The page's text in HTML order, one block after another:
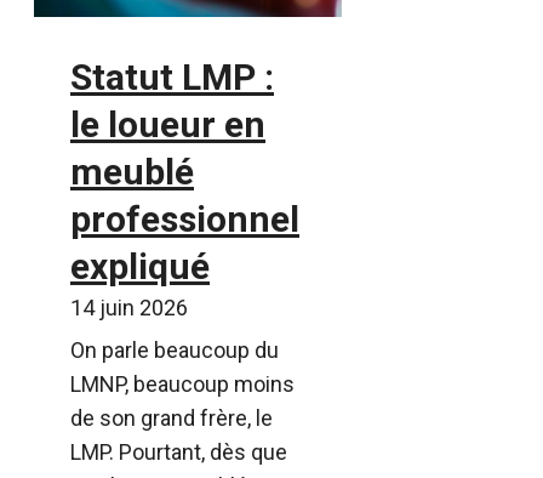
Statut LMP :
le loueur en
meublé
professionnel
expliqué
14 juin 2026
On parle beaucoup du
LMNP, beaucoup moins
de son grand frère, le
LMP. Pourtant, dès que